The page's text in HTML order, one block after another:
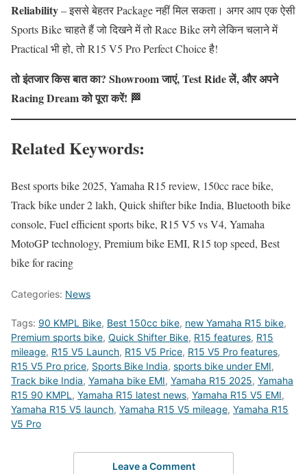
Reliability– इससे बेहतर Package नहीं मिल सकता। अगर आप एक ऐसी
Sports Bike चाहते हैं जो दिखने में तो Race Bike लगे लेकिन चलाने में
Practical भी हो, तो R15 V5 Pro Perfect Choice है!
तो इंतजार किस बात का? Showroom जाएं, Test Ride लें, और अपने
Racing Dream को पूरा करें! 🏁
Related Keywords:
Best sports bike 2025, Yamaha R15 review, 150cc race bike,
Track bike under 2 lakh, Quick shifter bike India, Bluetooth bike
console, Fuel efficient sports bike, R15 V5 vs V4, Yamaha
MotoGP technology, Premium bike EMI, R15 top speed, Best
bike for racing
Categories: News
Tags: 90 KMPL Bike, Best 150cc bike, new Yamaha R15 bike,
Premium sports bike, Quick Shifter Bike, R15 features, R15
mileage, R15 V5 Launch, R15 V5 Price, R15 V5 Pro features,
R15 V5 Pro price, Sports Bike India, sports bike under EMI,
Track bike India, Yamaha bike EMI, Yamaha R15 2025, Yamaha
R15 90 KMPL , Yamaha R15 latest news, Yamaha R15 V5 EMI,
Yamaha R15 V5 launch, Yamaha R15 V5 mileage, Yamaha R15
V5 Pro
Leave a Comment